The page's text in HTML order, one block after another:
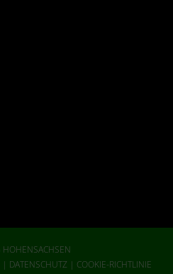
| DATENSCHUTZ | COOKIE-RICHTLINIE